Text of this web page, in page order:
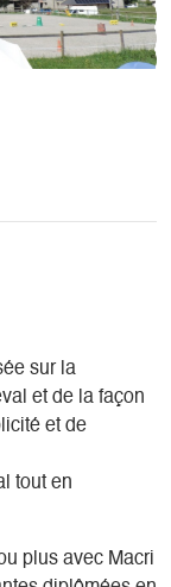
sur la
et de la façon
et de
tout en
plus avec Macri